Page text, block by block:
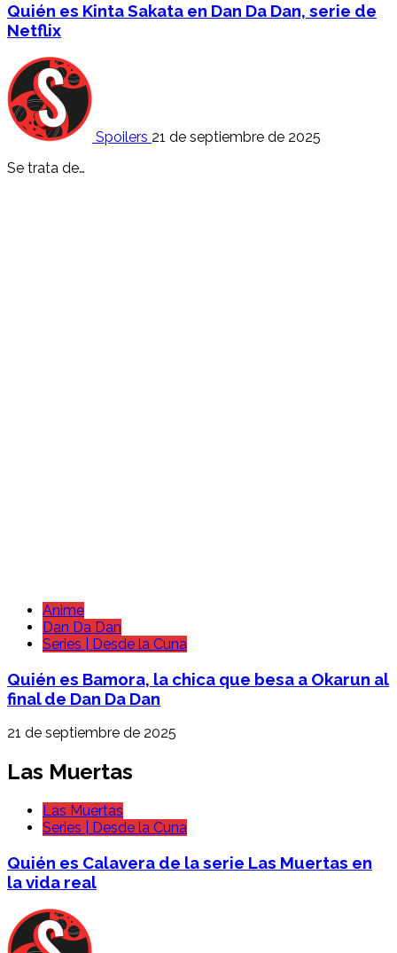
Quién es Kinta Sakata en Dan Da Dan, serie de
Netflix
Spoilers 21 de septiembre de 2025
Se trata de…
Anime
Dan Da Dan
Series | Desde la Cuna
Quién es Bamora, la chica que besa a Okarun al
final de Dan Da Dan
21 de septiembre de 2025
Las Muertas
Las Muertas
Series | Desde la Cuna
Quién es Calavera de la serie Las Muertas en
la vida real